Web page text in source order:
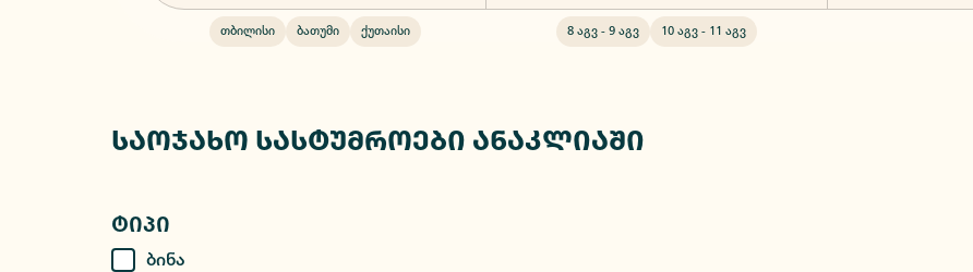
თბილისი ბათუმი ქუთაისი 8 აგვ - 9 აგვ 10 აგვ - 11 აგვ
საოჯახო სასტუმროები ანაკლიაში
Ტიპი
Ბინა